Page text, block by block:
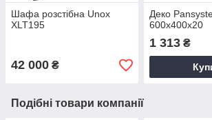
Шафа розстібна Unox
XLT195
42 000 ₴
Деко
600x400х20
1 313₴
Подібні товари компанії